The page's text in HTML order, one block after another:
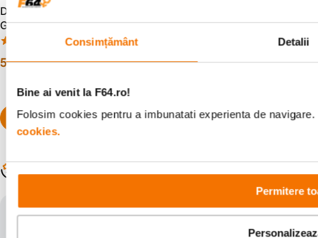
Consimțământ Detalii
Bine ai venit la F64.ro!
Folosim cookies pentru a imbunatati experienta de
cookies.
Permitere
DJI RS4 Pro Stabilizator
Gimbal 3 Axe Combo
(11)
5.899 lei
Accesorii cu Clema NATO
pentru DJI RS 2 / RSC 2 / RS
11999 lei
Populare în aceeași categorie